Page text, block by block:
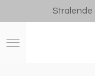
direct
naar
Stralende